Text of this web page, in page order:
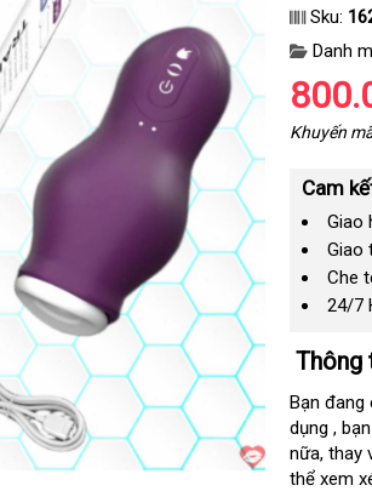
Sku:
Danh
Khuyến
Cam
Giao
Giao
Che
24/7
Thông
Bạn
dụng ăn
trộm
,
nữaxưởng
, thay
thể xem